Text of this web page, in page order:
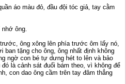
áo màu đỏ, đầu đội tóc giả, tay cằm
nhớ ông.
ông xông lên phía trước ôm lấy nó,
ban tặng cho ông, ông nhất định không
ngờ con bé tự dưng hét to lên và bảo
là cảnh sát đuổi bám theo, vì không để
con dao ông cầm trên tay đâm thẳng